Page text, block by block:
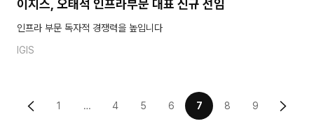
이지스, 오태석 인프라부문 대표 신규 선임
인프라 부문 독자적 경쟁력을 높입니다
IGIS
1 … 4 5 6 7 8 9